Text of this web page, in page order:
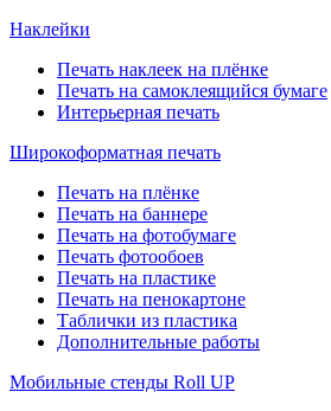
Наклейки
Печать наклеек на плёнке
Печать на самоклеящийся бумаге
Интерьерная печать
Широкоформатная печать
Печать на плёнке
Печать на баннере
Печать на фотобумаге
Печать фотообоев
Печать на пластике
Печать на пенокартоне
Таблички из пластика
Дополнительные работы
Мобильные стенды Roll UP